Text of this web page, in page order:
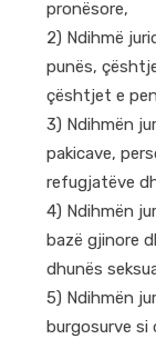
pronësore,
2) Ndihmë
punës,
çështjet e
3) Ndihmën
pakicave,
refugjatëve
4) Ndihmën
bazë gjinore
dhunës
5) Ndihmën
burgosurve si